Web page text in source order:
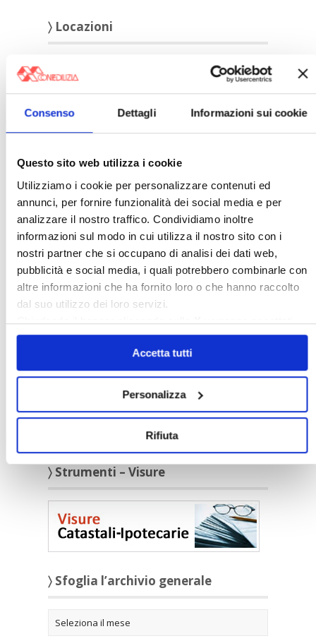
Consenso Dettagli Informazioni sui cookie
Questo sito web utilizza i cookie
Utilizziamo i cookie per personalizzare contenuti ed
annunci, per fornire funzionalità dei social media e per
analizzare il nostro traffico. Condividiamo inoltre
informazioni sul modo in cui utilizza il nostro sito con i
nostri partner che si occupano di analisi dei dati web,
pubblicità e social media, i quali potrebbero combinarle con
altre informazioni che ha fornito loro o che hanno raccolto
dal suo utilizzo dei loro servizi.
Chiudendo il banner cliccando sullaXverranno accettati
solo i cookie necessari.
Accetta tutti
Personalizza
Rifiuta
〉 Locazioni
〉 Notizie e Banche dati
〉 Strumenti – Visure
〉 Sfoglia l’archivio generale